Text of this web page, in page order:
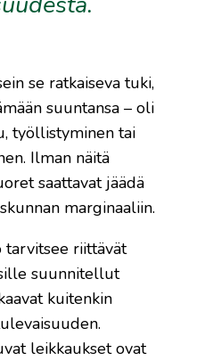
se ratkaiseva tuki,
suuntansa – oli
työllistyminen tai
Ilman näitä
saattavat jäädä
marginaaliin.
tarvitsee riittävät
suunnitellut
kuitenkin
leikkaukset ovat